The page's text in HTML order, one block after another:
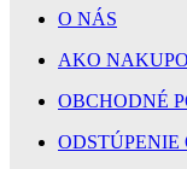
O NÁS
AKO
OBCHODNÉ